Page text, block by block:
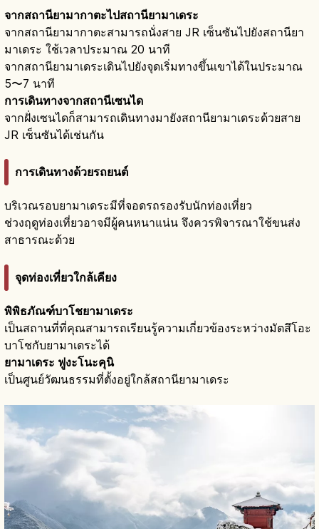
จากสถานียามากาตะไปสถานียามาเดระ
จากสถานียามากาตะสามารถนั่งสาย JR เซ็นซันไปยังสถานียา
มาเดระ ใช้เวลาประมาณ 20 นาที
จากสถานียามาเดระเดินไปยังจุดเริ่มทางขึ้นเขาได้ในประมาณ
5〜7 นาที
การเดินทางจากสถานีเซนได
จากฝั่งเซนไดก็สามารถเดินทางมายังสถานียามาเดระด้วยสาย
JR เซ็นซันได้เช่นกัน
การเดินทางด้วยรถยนต์
บริเวณรอบยามาเดระมีที่จอดรถรองรับนักท่องเที่ยว
ช่วงฤดูท่องเที่ยวอาจมีผู้คนหนาแน่น จึงควรพิจารณาใช้ขนส่ง
สาธารณะด้วย
จุดท่องเที่ยวใกล้เคียง
พิพิธภัณฑ์บาโชยามาเดระ
เป็นสถานที่ที่คุณสามารถเรียนรู้ความเกี่ยวข้องระหว่างมัตสึโอะ
บาโชกับยามาเดระได้
ยามาเดระ ฟูงะโนะคุนิ
เป็นศูนย์วัฒนธรรมที่ตั้งอยู่ใกล้สถานียามาเดระ